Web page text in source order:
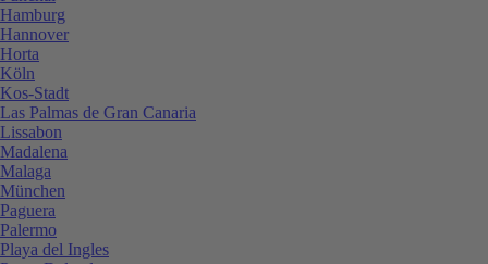
Hamburg
Hannover
Horta
Köln
Kos-Stadt
Las Palmas de Gran Canaria
Lissabon
Madalena
Malaga
München
Paguera
Palermo
Playa del Ingles